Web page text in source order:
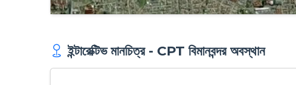
ইন্টারেক্টিভ মানচিত্র - CPT বিমানবন্দর অবস্থান